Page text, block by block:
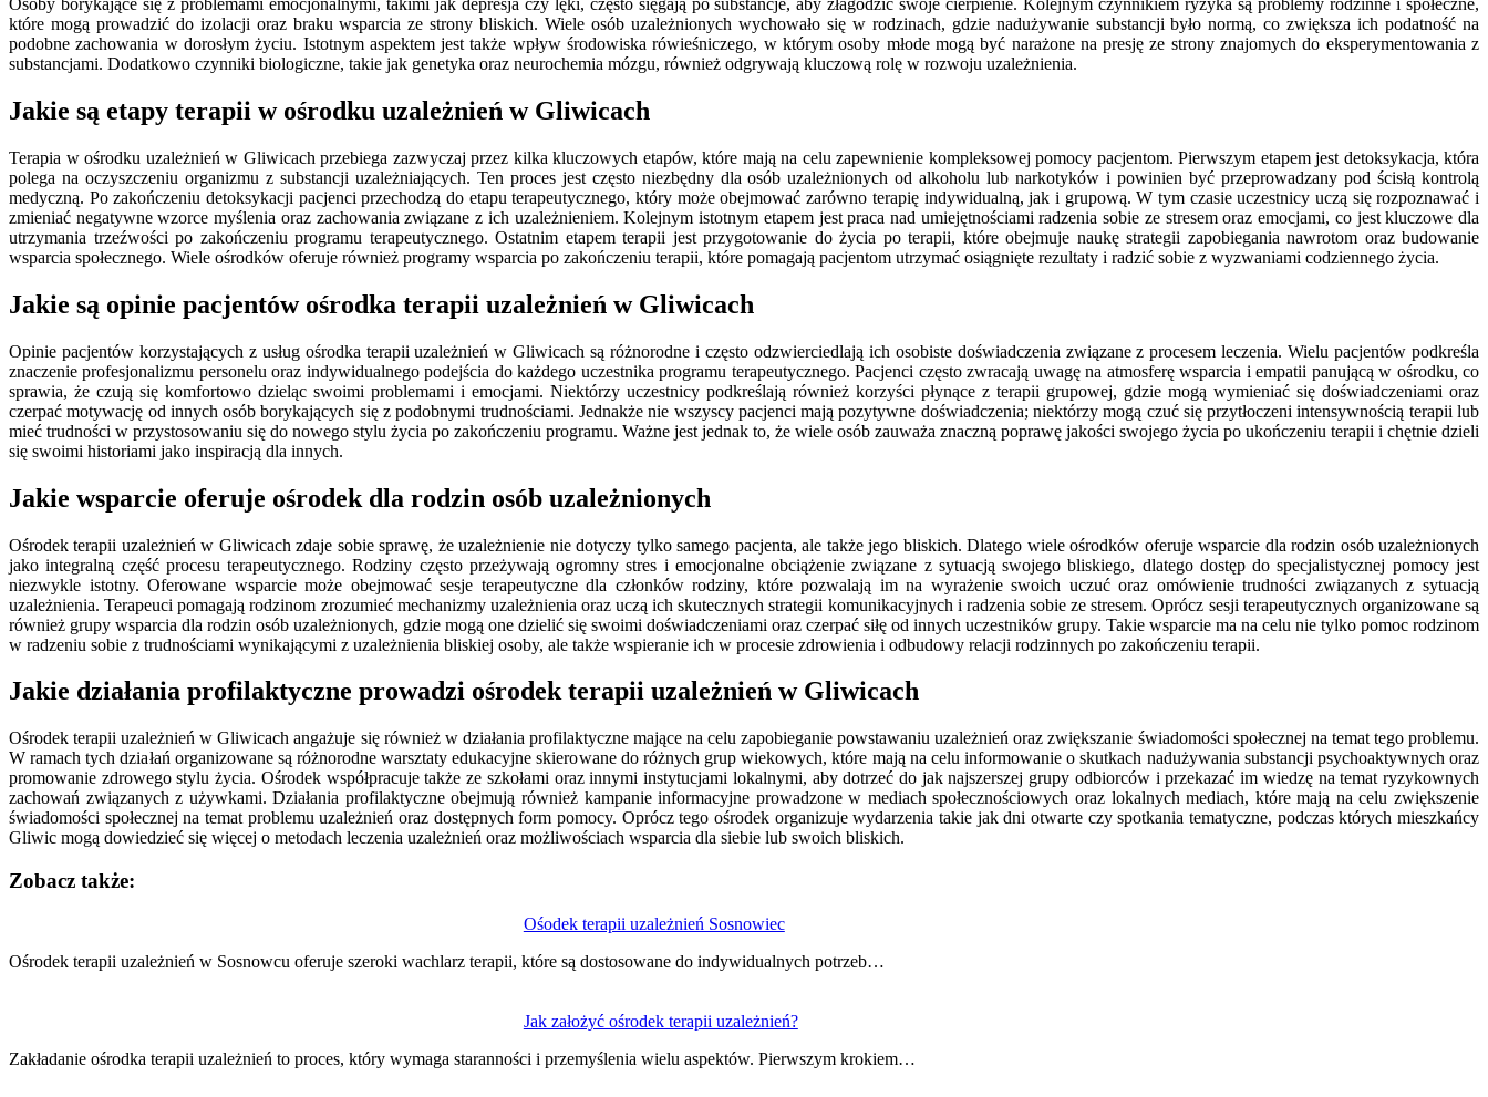
Osoby borykające się z problemami emocjonalnymi, takimi jak depresja czy lęki, często sięgają po substancje, aby złagodzić swoje cierpienie. Kolejnym czynnikiem ryzyka są problemy rodzinne i społeczne,
które mogą prowadzić do izolacji oraz braku wsparcia ze strony bliskich. Wiele osób uzależnionych wychowało się w rodzinach, gdzie nadużywanie substancji było normą, co zwiększa ich podatność na
podobne zachowania w dorosłym życiu. Istotnym aspektem jest także wpływ środowiska rówieśniczego, w którym osoby młode mogą być narażone na presję ze strony znajomych do eksperymentowania z
substancjami. Dodatkowo czynniki biologiczne, takie jak genetyka oraz neurochemia mózgu, również odgrywają kluczową rolę w rozwoju uzależnienia.
Jakie są etapy terapii w ośrodku uzależnień w Gliwicach
Terapia w ośrodku uzależnień w Gliwicach przebiega zazwyczaj przez kilka kluczowych etapów, które mają na celu zapewnienie kompleksowej pomocy pacjentom. Pierwszym etapem jest detoksykacja, która
polega na oczyszczeniu organizmu z substancji uzależniających. Ten proces jest często niezbędny dla osób uzależnionych od alkoholu lub narkotyków i powinien być przeprowadzany pod ścisłą kontrolą
medyczną. Po zakończeniu detoksykacji pacjenci przechodzą do etapu terapeutycznego, który może obejmować zarówno terapię indywidualną, jak i grupową. W tym czasie uczestnicy uczą się rozpoznawać i
zmieniać negatywne wzorce myślenia oraz zachowania związane z ich uzależnieniem. Kolejnym istotnym etapem jest praca nad umiejętnościami radzenia sobie ze stresem oraz emocjami, co jest kluczowe dla
utrzymania trzeźwości po zakończeniu programu terapeutycznego. Ostatnim etapem terapii jest przygotowanie do życia po terapii, które obejmuje naukę strategii zapobiegania nawrotom oraz budowanie
wsparcia społecznego. Wiele ośrodków oferuje również programy wsparcia po zakończeniu terapii, które pomagają pacjentom utrzymać osiągnięte rezultaty i radzić sobie z wyzwaniami codziennego życia.
Jakie są opinie pacjentów ośrodka terapii uzależnień w Gliwicach
Opinie pacjentów korzystających z usług ośrodka terapii uzależnień w Gliwicach są różnorodne i często odzwierciedlają ich osobiste doświadczenia związane z procesem leczenia. Wielu pacjentów podkreśla
znaczenie profesjonalizmu personelu oraz indywidualnego podejścia do każdego uczestnika programu terapeutycznego. Pacjenci często zwracają uwagę na atmosferę wsparcia i empatii panującą w ośrodku, co
sprawia, że czują się komfortowo dzieląc swoimi problemami i emocjami. Niektórzy uczestnicy podkreślają również korzyści płynące z terapii grupowej, gdzie mogą wymieniać się doświadczeniami oraz
czerpać motywację od innych osób borykających się z podobnymi trudnościami. Jednakże nie wszyscy pacjenci mają pozytywne doświadczenia; niektórzy mogą czuć się przytłoczeni intensywnością terapii lub
mieć trudności w przystosowaniu się do nowego stylu życia po zakończeniu programu. Ważne jest jednak to, że wiele osób zauważa znaczną poprawę jakości swojego życia po ukończeniu terapii i chętnie dzieli
się swoimi historiami jako inspiracją dla innych.
Jakie wsparcie oferuje ośrodek dla rodzin osób uzależnionych
Ośrodek terapii uzależnień w Gliwicach zdaje sobie sprawę, że uzależnienie nie dotyczy tylko samego pacjenta, ale także jego bliskich. Dlatego wiele ośrodków oferuje wsparcie dla rodzin osób uzależnionych
jako integralną część procesu terapeutycznego. Rodziny często przeżywają ogromny stres i emocjonalne obciążenie związane z sytuacją swojego bliskiego, dlatego dostęp do specjalistycznej pomocy jest
niezwykle istotny. Oferowane wsparcie może obejmować sesje terapeutyczne dla członków rodziny, które pozwalają im na wyrażenie swoich uczuć oraz omówienie trudności związanych z sytuacją
uzależnienia. Terapeuci pomagają rodzinom zrozumieć mechanizmy uzależnienia oraz uczą ich skutecznych strategii komunikacyjnych i radzenia sobie ze stresem. Oprócz sesji terapeutycznych organizowane są
również grupy wsparcia dla rodzin osób uzależnionych, gdzie mogą one dzielić się swoimi doświadczeniami oraz czerpać siłę od innych uczestników grupy. Takie wsparcie ma na celu nie tylko pomoc rodzinom
w radzeniu sobie z trudnościami wynikającymi z uzależnienia bliskiej osoby, ale także wspieranie ich w procesie zdrowienia i odbudowy relacji rodzinnych po zakończeniu terapii.
Jakie działania profilaktyczne prowadzi ośrodek terapii uzależnień w Gliwicach
Ośrodek terapii uzależnień w Gliwicach angażuje się również w działania profilaktyczne mające na celu zapobieganie powstawaniu uzależnień oraz zwiększanie świadomości społecznej na temat tego problemu.
W ramach tych działań organizowane są różnorodne warsztaty edukacyjne skierowane do różnych grup wiekowych, które mają na celu informowanie o skutkach nadużywania substancji psychoaktywnych oraz
promowanie zdrowego stylu życia. Ośrodek współpracuje także ze szkołami oraz innymi instytucjami lokalnymi, aby dotrzeć do jak najszerszej grupy odbiorców i przekazać im wiedzę na temat ryzykownych
zachowań związanych z używkami. Działania profilaktyczne obejmują również kampanie informacyjne prowadzone w mediach społecznościowych oraz lokalnych mediach, które mają na celu zwiększenie
świadomości społecznej na temat problemu uzależnień oraz dostępnych form pomocy. Oprócz tego ośrodek organizuje wydarzenia takie jak dni otwarte czy spotkania tematyczne, podczas których mieszkańcy
Gliwic mogą dowiedzieć się więcej o metodach leczenia uzależnień oraz możliwościach wsparcia dla siebie lub swoich bliskich.
Zobacz także:
Ośodek terapii uzależnień Sosnowiec
Ośrodek terapii uzależnień w Sosnowcu oferuje szeroki wachlarz terapii, które są dostosowane do indywidualnych potrzeb…
Jak założyć ośrodek terapii uzależnień?
Zakładanie ośrodka terapii uzależnień to proces, który wymaga staranności i przemyślenia wielu aspektów. Pierwszym krokiem…
wpisu